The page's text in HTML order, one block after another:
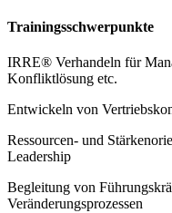
Trainingsschwerpunkte
IRRE® Verhandeln für
Konfliktlösung etc.
Entwickeln von
Ressourcen- und
Leadership
Begleitung von
Veränderungsprozessen